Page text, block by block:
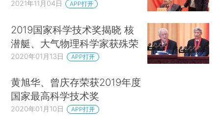
2021年11月04日 APP打开
2019国家科学技术奖揭晓 核
潜艇、大气物理科学家获殊荣
2020年01月13日 APP打开
黄旭华、曾庆存荣获2019年度
国家最高科学技术奖
2020年01月10日 APP打开